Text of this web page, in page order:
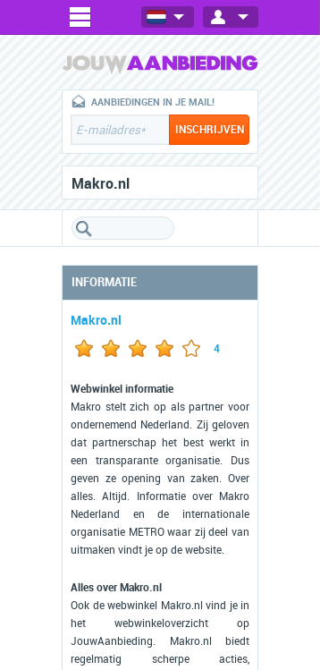
AANBIEDINGEN IN JE MAIL!
Makro.nl
INFORMATIE
Makro.nl
4
Webwinkel informatie
Makro stelt zich op als partner voor
ondernemend Nederland. Zij geloven
dat partnerschap het best werkt in
een transparante organisatie. Dus
geven ze opening van zaken. Over
alles. Altijd. Informatie over Makro
Nederland en de internationale
organisatie METRO waar zij deel van
uitmaken vindt je op de website.
Alles over Makro.nl
Ook de webwinkel Makro.nl vind je in
het webwinkeloverzicht op
JouwAanbieding. Makro.nl biedt
regelmatig scherpe acties,